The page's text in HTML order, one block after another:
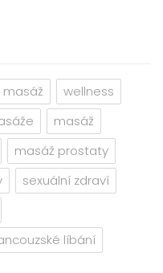
wellness
masáž
masáž prostaty
sexuální zdraví
líbání